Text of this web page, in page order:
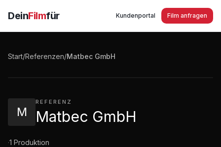
DeinFilmfür Kundenportal Film anfragen
Start/Referenzen/Matbec GmbH
M
REFERENZ
Matbec GmbH
·1 Produktion
Matbec GmbH Ihr Energiekonzept für die Zukunft